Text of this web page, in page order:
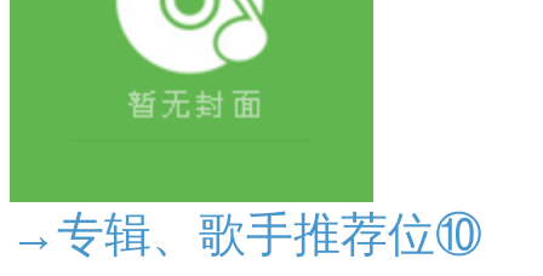
→专辑、歌手推荐位⑩